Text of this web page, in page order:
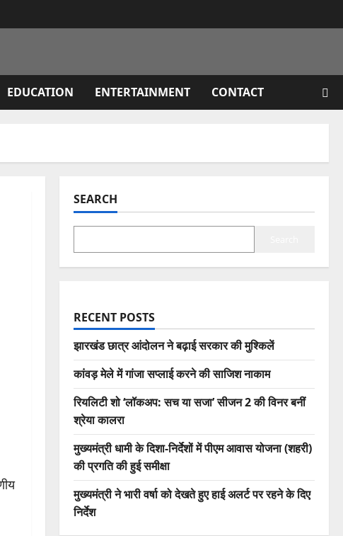
EDUCATION ENTERTAINMENT CONTACT
SEARCH
RECENT POSTS
झारखंड छात्र आंदोलन ने बढ़ाई सरकार की मुश्किलें
कांवड़ मेले में गांजा सप्लाई करने की साजिश नाकाम
रियलिटी शो ‘लॉकअप: सच या सजा’ सीजन 2 की विनर बनीं
श्रेया कालरा
मुख्यमंत्री धामी के दिशा-निर्देशों में पीएम आवास योजना (शहरी)
की प्रगति की हुई समीक्षा
मुख्यमंत्री ने भारी वर्षा को देखते हुए हाई अलर्ट पर रहने के दिए
निर्देश